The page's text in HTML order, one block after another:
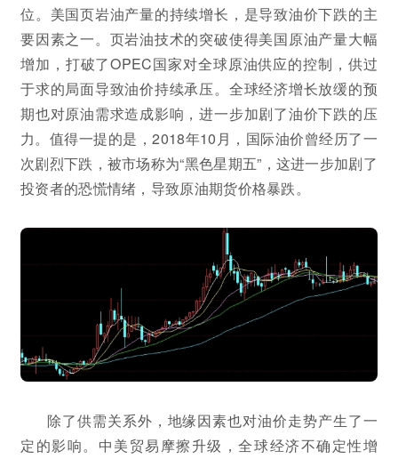
位。美国页岩油产量的持续增长，是导致油价下跌的主
要因素之一。页岩油技术的突破使得美国原油产量大幅
增加，打破了OPEC国家对全球原油供应的控制，供过
于求的局面导致油价持续承压。全球经济增长放缓的预
期也对原油需求造成影响，进一步加剧了油价下跌的压
力。值得一提的是，2018年10月，国际油价曾经历了一
次剧烈下跌，被市场称为“黑色星期五”，这进一步加剧了
投资者的恐慌情绪，导致原油期货价格暴跌。
除了供需关系外，地缘因素也对油价走势产生了一
定的影响。中美贸易摩擦升级，全球经济不确定性增